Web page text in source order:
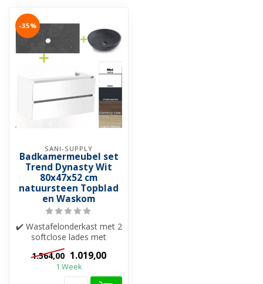
-35%
SANI-SUPPLY
Badkamermeubel set
Trend Dynasty Wit
80x47x52 cm
natuursteen Topblad
en Waskom
✔️ Wastafelonderkast met 2
softclose lades met
greeplijst (aluminium)
✔️ Natuur...
1.564,00 1.019,00
1 Week